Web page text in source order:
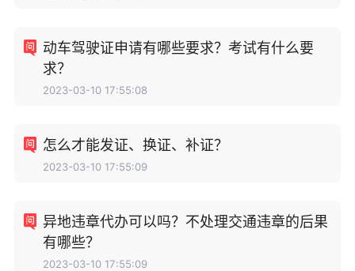
动车驾驶证申请有哪些要求？考试有什么要
求？
2023-03-10 17:55:08
怎么才能发证、换证、补证？
2023-03-10 17:55:09
异地违章代办可以吗？不处理交通违章的后果
有哪些？
2023-03-10 17:55:09